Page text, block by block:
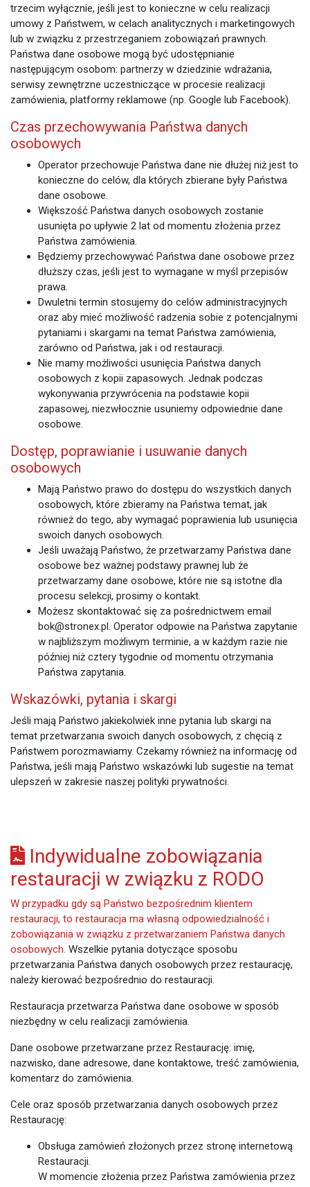
trzecim wyłącznie, jeśli jest to konieczne w celu realizacji
umowy z Państwem, w celach analitycznych i marketingowych
lub w związku z przestrzeganiem zobowiązań prawnych.
Państwa dane osobowe mogą być udostępnianie
następującym osobom: partnerzy w dziedzinie wdrażania,
serwisy zewnętrzne uczestniczące w procesie realizacji
zamówienia, platformy reklamowe (np. Google lub Facebook).
Czas przechowywania Państwa danych
osobowych
Operator przechowuje Państwa dane nie dłużej niż jest to
konieczne do celów, dla których zbierane były Państwa
dane osobowe.
Większość Państwa danych osobowych zostanie
usunięta po upływie 2 lat od momentu złożenia przez
Państwa zamówienia.
Będziemy przechowywać Państwa dane osobowe przez
dłuższy czas, jeśli jest to wymagane w myśl przepisów
prawa.
Dwuletni termin stosujemy do celów administracyjnych
oraz aby mieć możliwość radzenia sobie z potencjalnymi
pytaniami i skargami na temat Państwa zamówienia,
zarówno od Państwa, jak i od restauracji.
Nie mamy możliwości usunięcia Państwa danych
osobowych z kopii zapasowych. Jednak podczas
wykonywania przywrócenia na podstawie kopii
zapasowej, niezwłocznie usuniemy odpowiednie dane
osobowe.
Dostęp, poprawianie i usuwanie danych
osobowych
Mają Państwo prawo do dostępu do wszystkich danych
osobowych, które zbieramy na Państwa temat, jak
również do tego, aby wymagać poprawienia lub usunięcia
swoich danych osobowych.
Jeśli uważają Państwo, że przetwarzamy Państwa dane
osobowe bez ważnej podstawy prawnej lub że
przetwarzamy dane osobowe, które nie są istotne dla
procesu selekcji, prosimy o kontakt.
Możesz skontaktować się za pośrednictwem email
bok@stronex.pl. Operator odpowie na Państwa zapytanie
w najbliższym możliwym terminie, a w każdym razie nie
później niż cztery tygodnie od momentu otrzymania
Państwa zapytania.
Wskazówki, pytania i skargi
Jeśli mają Państwo jakiekolwiek inne pytania lub skargi na
temat przetwarzania swoich danych osobowych, z chęcią z
Państwem porozmawiamy. Czekamy również na informację od
Państwa, jeśli mają Państwo wskazówki lub sugestie na temat
ulepszeń w zakresie naszej polityki prywatności.
Indywidualne zobowiązania
restauracji w związku z RODO
W przypadku gdy są Państwo bezpośrednim klientem
restauracji, to restauracja ma własną odpowiedzialność i
zobowiązania w związku z przetwarzaniem Państwa danych
osobowych. Wszelkie pytania dotyczące sposobu
przetwarzania Państwa danych osobowych przez restaurację,
należy kierować bezpośrednio do restauracji.
Restauracja przetwarza Państwa dane osobowe w sposób
niezbędny w celu realizacji zamówienia.
Dane osobowe przetwarzane przez Restaurację: imię,
nazwisko, dane adresowe, dane kontaktowe, treść zamówienia,
komentarz do zamówienia.
Cele oraz sposób przetwarzania danych osobowych przez
Restaurację:
Obsługa zamówień złożonych przez stronę internetową
Restauracji.
W momencie złożenia przez Państwa zamówienia przez